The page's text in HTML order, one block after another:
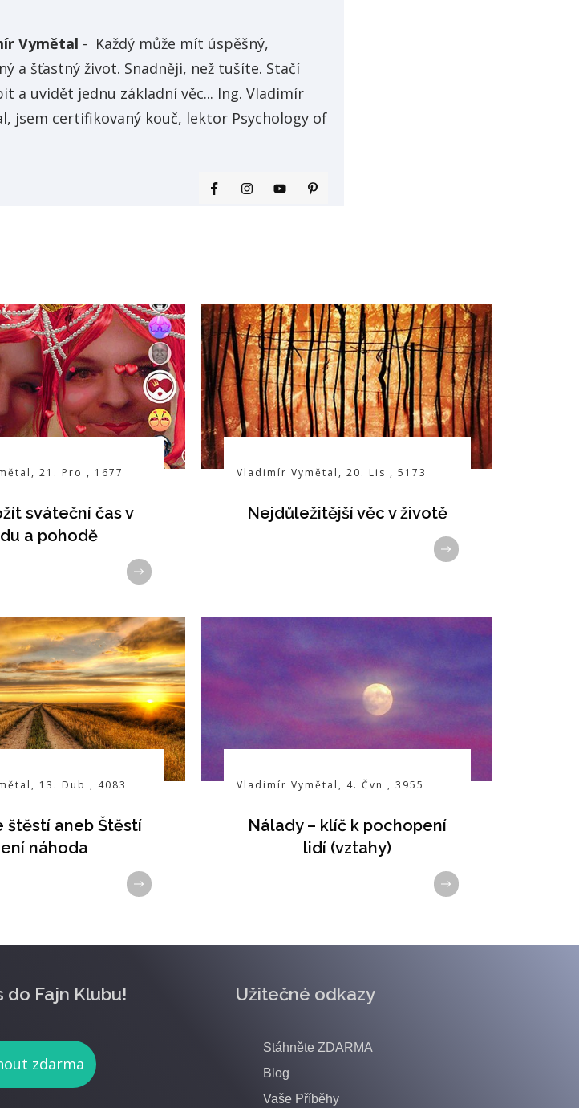
Vymětal - Každý může mít úspěšný,
a šťastný život. Snadněji, než tušíte. Stačí
a uvidět jednu základní věc... Ing. Vladimír
jsem certifikovaný kouč, lektor Psychology of
, 21. Pro , 1677
sváteční čas v
a pohodě
Vladimír Vymětal , 20. Lis , 5173
Nejdůležitější věc v životě
, 13. Dub , 4083
štěstí aneb Štěstí
náhoda
Vladimír Vymětal , 4. Čvn , 3955
Nálady – klíč k pochopení
lidí (vztahy)
do Fajn Klubu!
zdarma
Užitečné odkazy
Stáhněte ZDARMA
Blog
Vaše Příběhy